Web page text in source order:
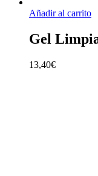
Añadir al carrito
Gel
13,40€